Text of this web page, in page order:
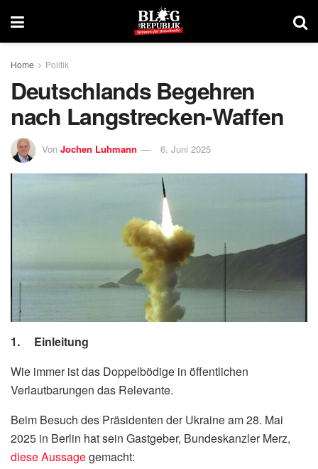
Home Politik
Deutschlands Begehren
nach Langstrecken-Waffen
Von Jochen Luhmann 6. Juni 2025
1. Einleitung
Wie immer ist das Doppelbödige in öffentlichen
Verlautbarungen das Relevante.
Beim Besuch des Präsidenten der Ukraine am 28. Mai
2025 in Berlin hat sein Gastgeber, Bundeskanzler Merz,
diese Aussagegemacht: